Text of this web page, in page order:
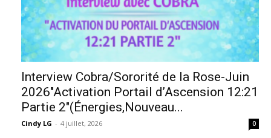
Interview Cobra/Sororité de la Rose-Juin
2026″Activation Portail d’Ascension 12:21
Partie 2″(Énergies,Nouveau...
Cindy LG - 4 juillet, 2026 0